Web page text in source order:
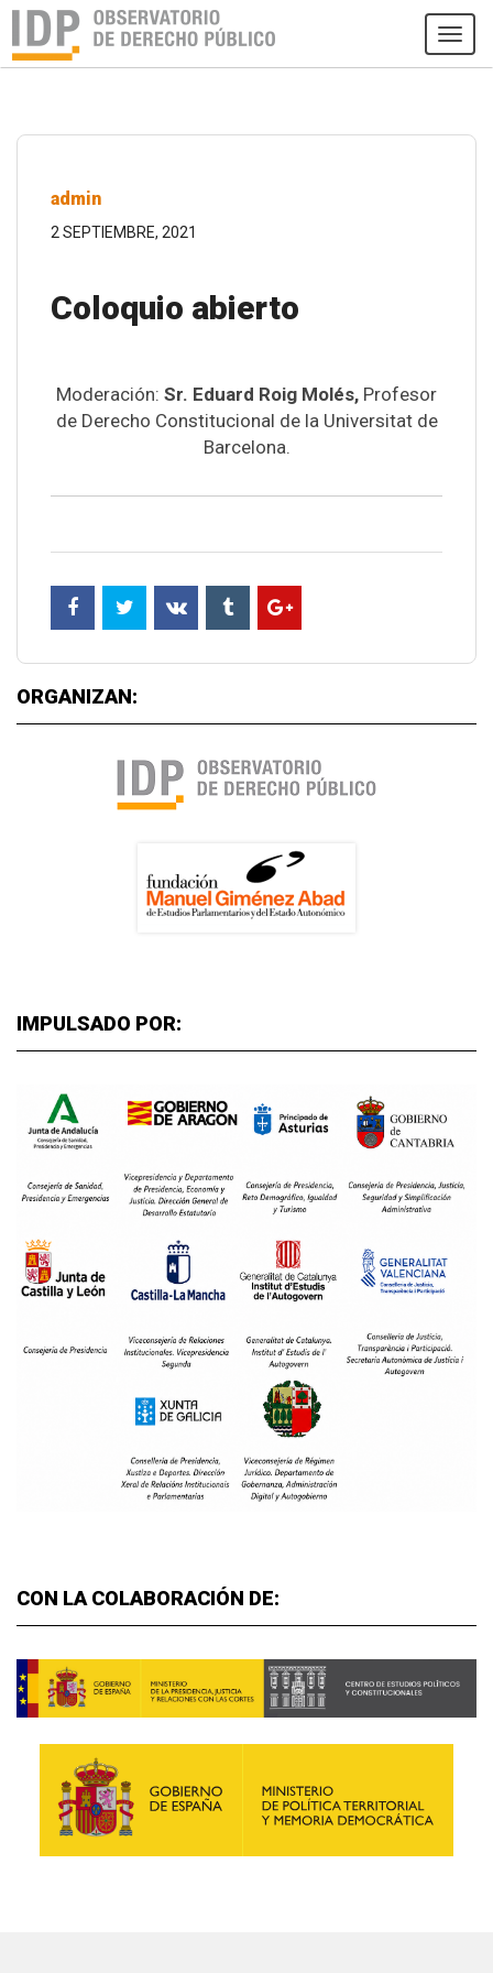
admin
2 SEPTIEMBRE, 2021
Coloquio abierto
Moderación: Sr. Eduard Roig Molés, Profesor
de Derecho Constitucional de la Universitat de
Barcelona.
ORGANIZAN:
IMPULSADO POR:
CON LA COLABORACIÓN DE: